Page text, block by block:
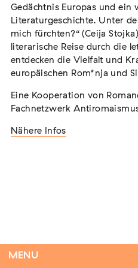
MENU
Flucht – Internierung
Vernichtung
Extern
07. August 2026 Darmstadt
Gedächtnis Europas und ein
Literaturgeschichte. Unter
mich fürchten?“ (Ceija
literarische Reise durch die
entdecken die Vielfalt und
europäischen Rom*nja und
Eine Kooperation von
Fachnetzwerk
Nähere Infos